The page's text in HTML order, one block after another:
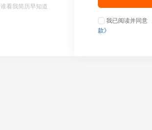
谁看我简历早知道
我已阅读并同意
款》